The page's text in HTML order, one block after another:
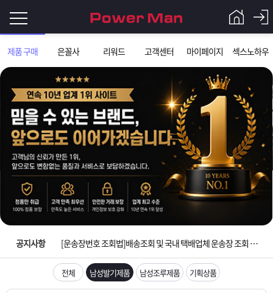
제품 구매 은꼴사 리워드 고객센터 마이페이지 섹스노하우
그
인
이
필
요
니
로
Q&A
파
워
맨
제
품
은
공지사항
입금확인이 안되는 상황을 대비해 꼭 입금후 고객센터 연락바랍니다.
[2026구정 연휴]설 연휴 배송 및 휴무 안내
[ios앱 오픈]아이폰 고객 앱설치 가능합니다.
[무인택배함 이용 안내] 집 밖에 주소로 택배 받기
전체 남성발기제품 남성조루제품 기획상품